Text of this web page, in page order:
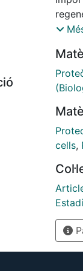
cells,
the
We
show
cells,